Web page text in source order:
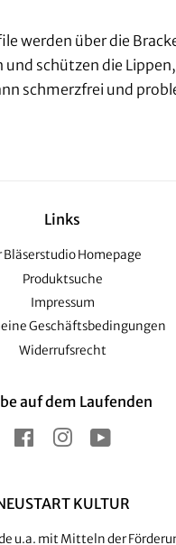
werden über die
und schützen die
schmerzfrei und
Links
Bläserstudio Homepage
Produktsuche
Impressum
Geschäftsbedingungen
Widerrufsrecht
auf dem Laufenden
FacebookInstagram
KULTUR
u.a. mit Mitteln der